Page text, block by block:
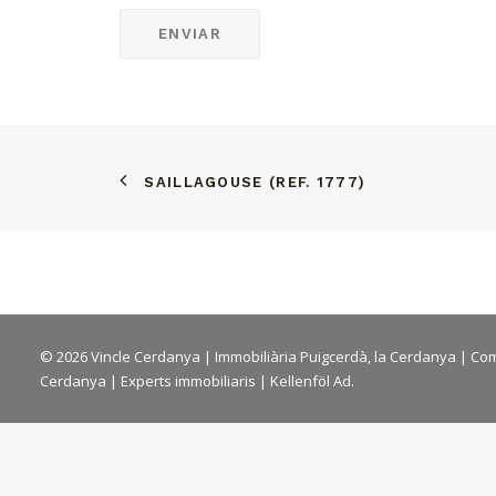
SAILLAGOUSE (REF. 1777)
© 2026 Vincle Cerdanya | Immobiliària Puigcerdà, la Cerdanya |
Cerdanya | Experts immobiliaris | Kellenföl Ad.